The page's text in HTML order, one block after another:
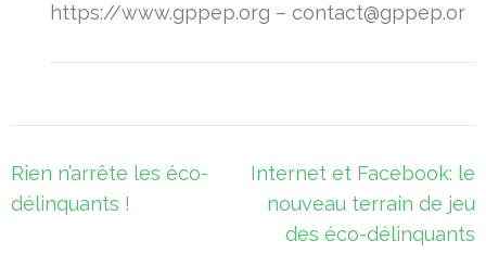
https://www.gppep.org – contact@gppep.or
Navigation
de
Rien n’arrête les éco-
délinquants !
Internet et Facebook: le
nouveau terrain de jeu
des éco-délinquants